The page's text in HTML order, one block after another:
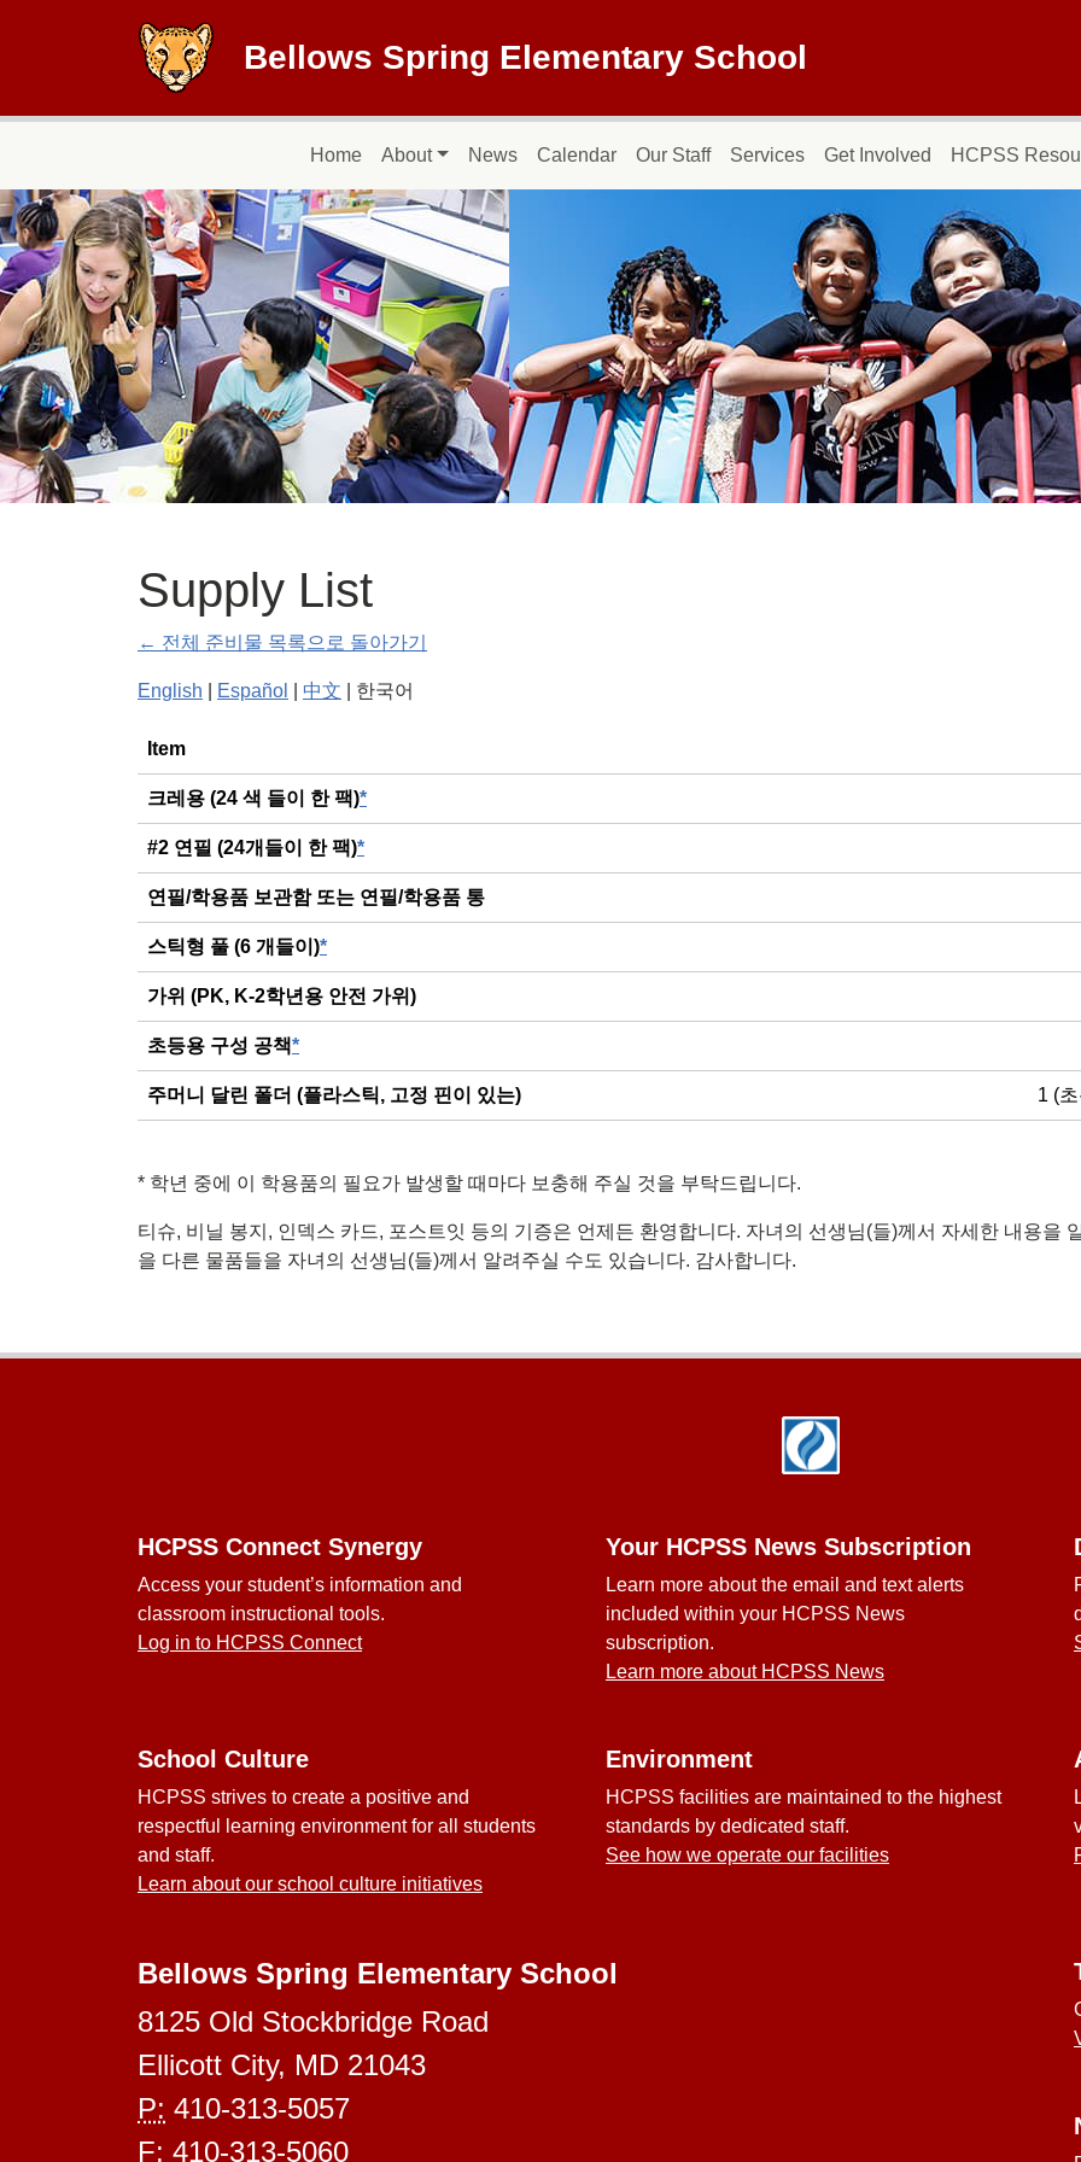
Bellows Spring Elementary School
Home About News Calendar Our Staff Services Get Involved HCPSS
Supply List
← 전체 준비물 목록으로 돌아가기
English Español 中文 | 한국어
General
Item
크레용 (24 색 들이 한 팩)*
#2 연필 (24개들이 한 팩)*
연필/학용품 보관함 또는 연필/학용품 통
스틱형 풀 (6 개들이)*
가위 (PK, K-2학년용 안전 가위)
초등용 구성 공책*
주머니 달린 폴더 (플라스틱, 고정 핀이 있는) 1 (
* 학년 중에 이 학용품의 필요가 발생할 때마다 보충해 주실 것을 부탁드립니다.
티슈, 비닐 봉지, 인덱스 카드, 포스트잇 등의 기증은 언제든 환영합니다. 자녀의 선생님(들)께서 자세한 내용을
을 다른 물품들을 자녀의 선생님(들)께서 알려주실 수도 있습니다. 감사합니다.
HCPSS Connect Synergy
Access your student’s information and
classroom instructional tools.
Log in to HCPSS Connect
Your HCPSS News Subscription
Learn more about the email and text alerts
included within your HCPSS News
subscription.
Learn more about HCPSS News
School Culture
HCPSS strives to create a positive and
respectful learning environment for all students
and staff.
Learn about our school culture initiatives
Environment
HCPSS facilities are maintained to the highest
standards by dedicated staff.
See how we operate our facilities
Bellows Spring Elementary School
8125 Old Stockbridge Road
Ellicott City, MD 21043
P: 410-313-5057
F: 410-313-5060